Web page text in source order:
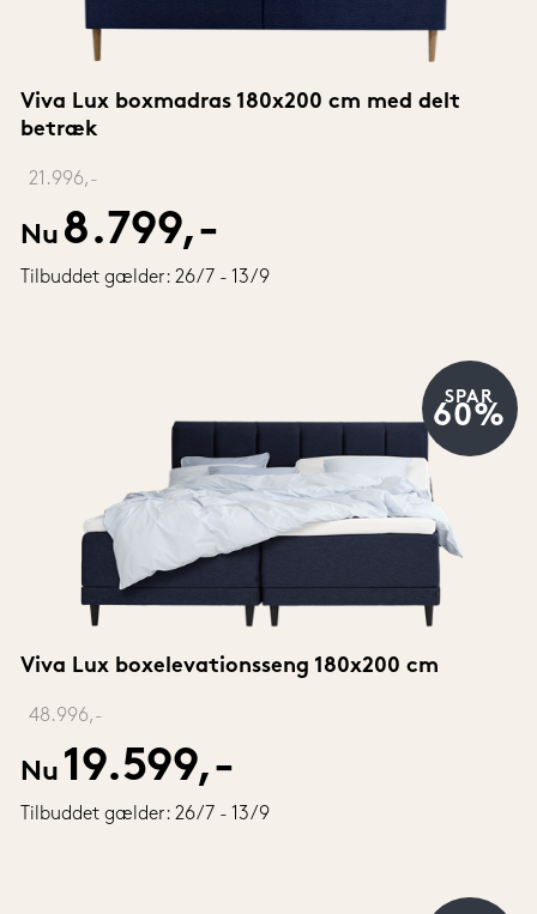
Viva Lux boxmadras 180x200 cm med delt
betræk
21.996,-
Nu 8.799,-
Tilbuddet gælder: 26/7 - 13/9
Viva Lux boxelevationsseng 180x200 cm
48.996,-
Nu 19.599,-
Tilbuddet gælder: 26/7 - 13/9
SPAR
60%